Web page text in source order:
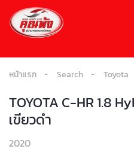
หน้าแรก Search Toyota
TOYOTA C-HR 1.8
เขียวดำ
2020